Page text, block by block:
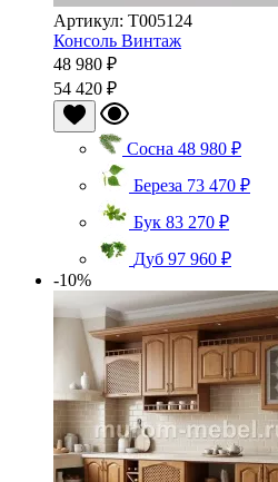
Артикул: Т005124
Консоль Винтаж
48 980 ₽
54 420 ₽
Сосна 48 980 ₽
Береза 73 470 ₽
Бук 83 270 ₽
Дуб 97 960 ₽
-10%